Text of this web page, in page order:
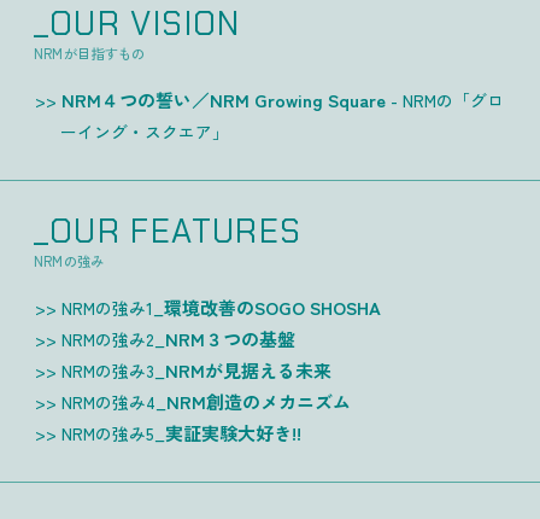
_OUR VISION
NRMが目指すもの
NRM４つの誓い／NRM Growing Square - NRMの「グロ
ーイング・スクエア」
_OUR FEATURES
NRMの強み
NRMの強み1_環境改善のSOGO SHOSHA
NRMの強み2_ NRM３つの基盤
NRMの強み3_ NRMが見据える未来
NRMの強み4_ NRM創造のメカニズム
NRMの強み5_実証実験大好き!!